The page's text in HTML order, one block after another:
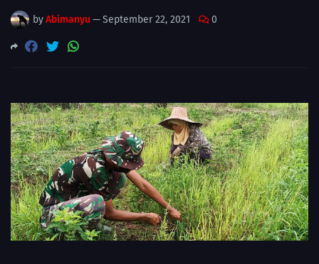
byAbimanyu —September 22, 2021 0